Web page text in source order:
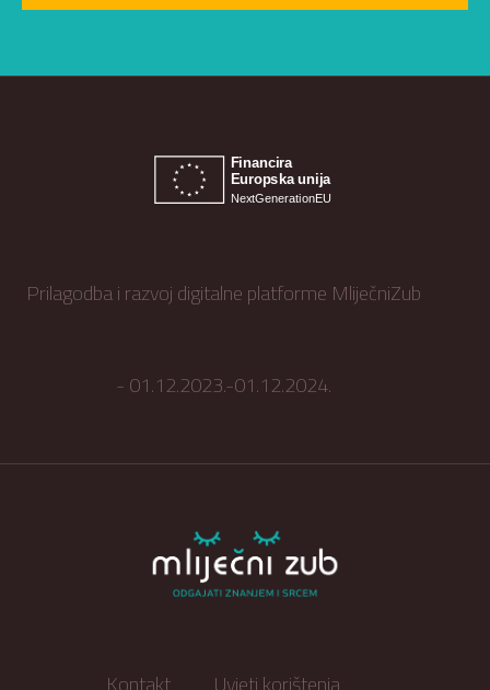
Prilagodba i razvoj digitalne platforme MliječniZub
- 01.12.2023.-01.12.2024.